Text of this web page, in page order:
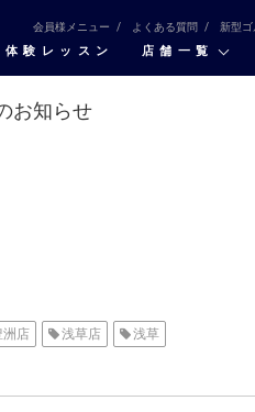
会員様メニュー よくある質問 新型ゴ
体験レッスン 店舗一覧
お知らせ
洲店 浅草店 浅草